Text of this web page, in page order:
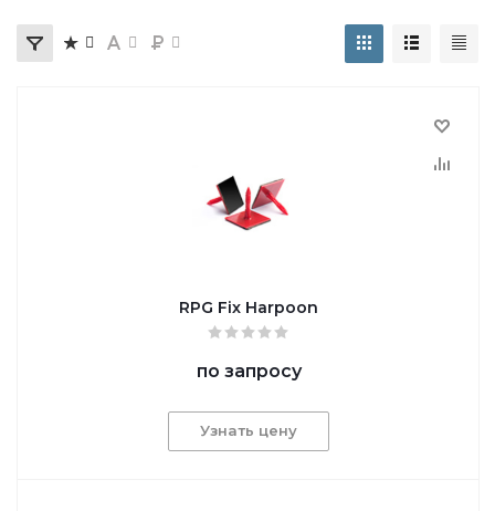
RPG Fix Harpoon
по запросу
Узнать цену